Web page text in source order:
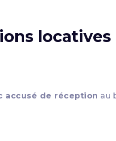
locatives
accusé de réception au